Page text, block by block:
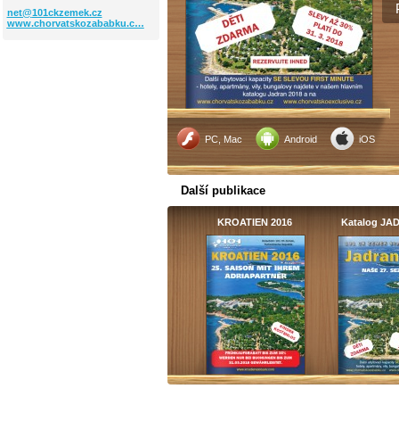
net@101ckzemek.cz
www.chorvatskozababku.c…
PC, Mac Android iOS
Další publikace
KROATIEN 2016 Katalog